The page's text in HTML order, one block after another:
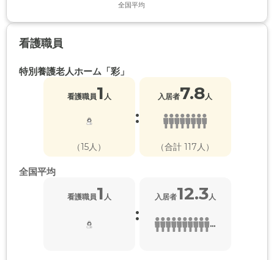
全国平均
看護職員
特別養護老人ホーム「彩」
看護職員1 人
（15人）
:
入居者7.8人
（合計 117人）
全国平均
看護職員1 人
:
入居者12.3人
...